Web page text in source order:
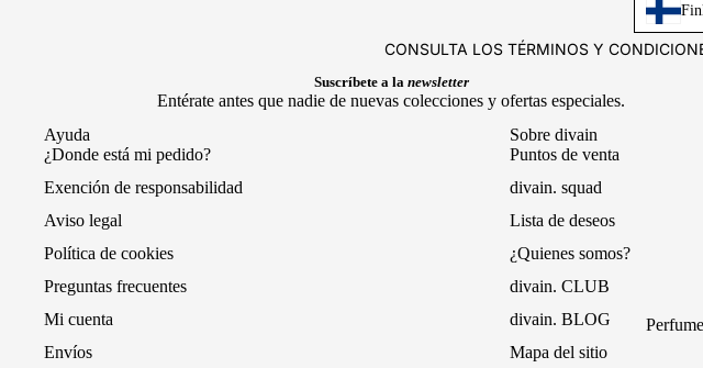
CONSULTA LOS TÉRMINOS Y
Suscríbete a la newsletter
Entérate antes que nadie de nuevas colecciones y ofertas especiales.
Ayuda
¿Donde está mi pedido?
Exención de responsabilidad
Aviso legal
Política de cookies
Preguntas frecuentes
Mi cuenta
Envíos
Sobre divain
Puntos de venta
divain. squad
Lista de deseos
¿Quienes somos?
divain. CLUB
divain. BLOG
Mapa del sitio